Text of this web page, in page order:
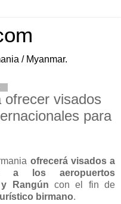
/ Myanmar.
ofrecer visados
para
ofrecerá visados a
a los aeropuertos
Rangún con el fin de
birmano.